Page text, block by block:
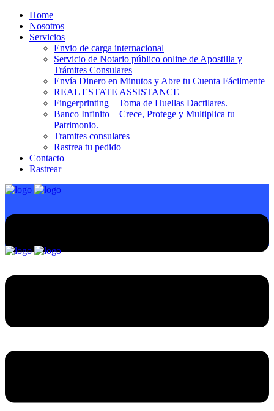
Home
Nosotros
Servicios
Envio de carga internacional
Servicio de Notario público online de Apostilla y
Trámites Consulares
Envía Dinero en Minutos y Abre tu Cuenta Fácilmente
REAL ESTATE ASSISTANCE
Fingerprinting – Toma de Huellas Dactilares.
Banco Infinito – Crece, Protege y Multiplica tu
Patrimonio.
Tramites consulares
Rastrea tu pedido
Contacto
Rastrear